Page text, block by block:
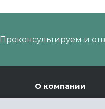
Проконсультируем и
О компании